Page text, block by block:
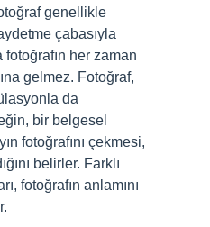
genellikle
çabasıyla
fotoğrafın her zaman
gelmez. Fotoğraf,
da
bir belgesel
fotoğrafını çekmesi,
belirler. Farklı
fotoğrafın anlamını